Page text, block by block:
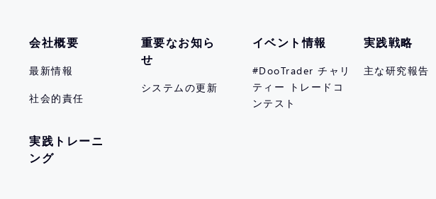
会社概要
最新情報
社会的責任
重要なお知ら
せ
システムの更新
イベント情報
#DooTrader チャリ
ティー トレードコ
ンテスト
実践戦略
主な研究報告
実践トレーニ
ング